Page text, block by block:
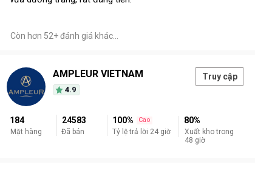
Còn hơn 52+ đánh giá khác…
AMPLEUR VIETNAM
Mặt hàng
4.9
184 24583
Đã bán
100% Cao
Tỷ lệ trả lời 24 giờ
80%
Xuất kho trong
48 giờ
Truy cập